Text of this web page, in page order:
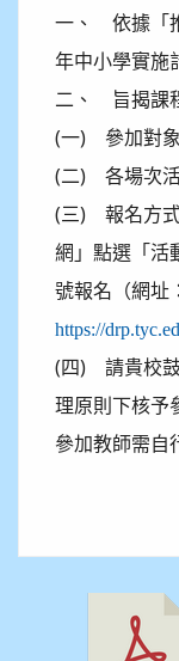
一、 依據「
年中小學實施
二、 旨揭課
(一) 參加對象
(二) 各場次活
(三) 報名方式
網」點選「活
號報名（網址：
https://
(四) 請貴校鼓
理原則下核予
參加教師需自